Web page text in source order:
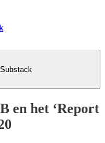
en het ‘Report